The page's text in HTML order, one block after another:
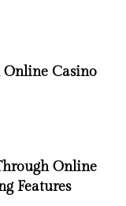
Casino
Online
Features